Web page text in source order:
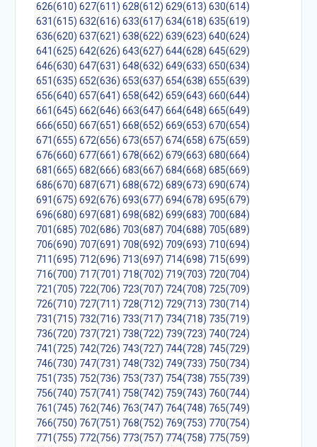
626(610) 627(611) 628(612) 629(613) 630(614)
631(615) 632(616) 633(617) 634(618) 635(619)
636(620) 637(621) 638(622) 639(623) 640(624)
641(625) 642(626) 643(627) 644(628) 645(629)
646(630) 647(631) 648(632) 649(633) 650(634)
651(635) 652(636) 653(637) 654(638) 655(639)
656(640) 657(641) 658(642) 659(643) 660(644)
661(645) 662(646) 663(647) 664(648) 665(649)
666(650) 667(651) 668(652) 669(653) 670(654)
671(655) 672(656) 673(657) 674(658) 675(659)
676(660) 677(661) 678(662) 679(663) 680(664)
681(665) 682(666) 683(667) 684(668) 685(669)
686(670) 687(671) 688(672) 689(673) 690(674)
691(675) 692(676) 693(677) 694(678) 695(679)
696(680) 697(681) 698(682) 699(683) 700(684)
701(685) 702(686) 703(687) 704(688) 705(689)
706(690) 707(691) 708(692) 709(693) 710(694)
711(695) 712(696) 713(697) 714(698) 715(699)
716(700) 717(701) 718(702) 719(703) 720(704)
721(705) 722(706) 723(707) 724(708) 725(709)
726(710) 727(711) 728(712) 729(713) 730(714)
731(715) 732(716) 733(717) 734(718) 735(719)
736(720) 737(721) 738(722) 739(723) 740(724)
741(725) 742(726) 743(727) 744(728) 745(729)
746(730) 747(731) 748(732) 749(733) 750(734)
751(735) 752(736) 753(737) 754(738) 755(739)
756(740) 757(741) 758(742) 759(743) 760(744)
761(745) 762(746) 763(747) 764(748) 765(749)
766(750) 767(751) 768(752) 769(753) 770(754)
771(755) 772(756) 773(757) 774(758) 775(759)